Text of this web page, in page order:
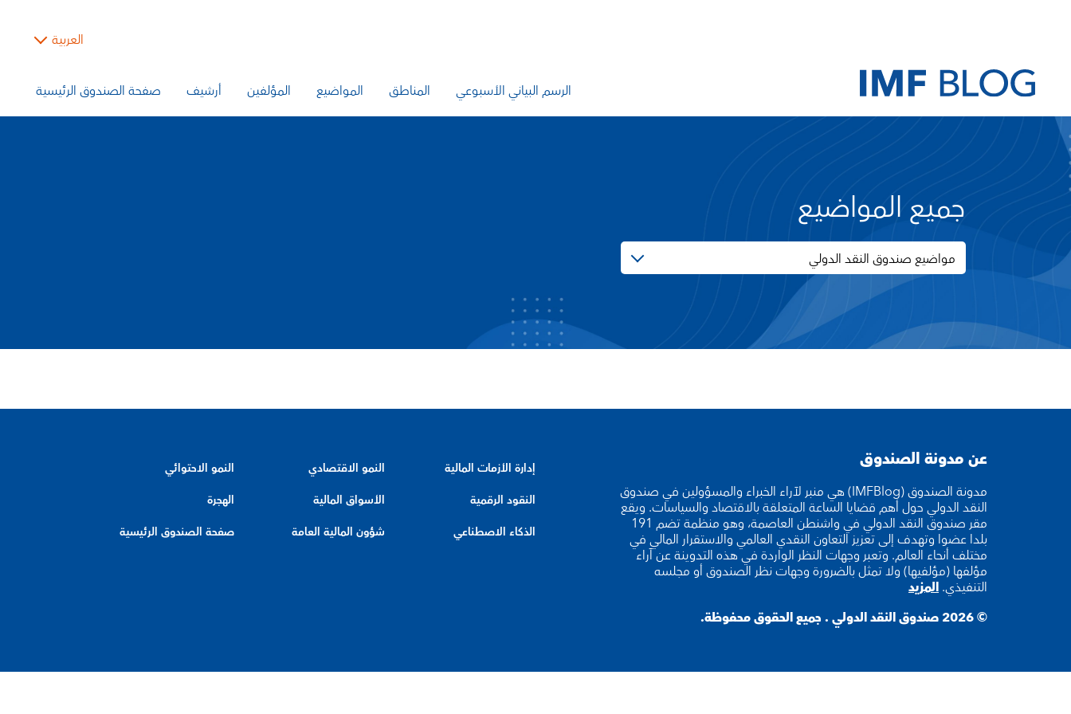
العربية
الرسم البياني الأسبوعي المناطق المواضيع المؤلفين أرشيف صفحة الصندوق الرئيسية
جميع المواضيع
مواضيع صندوق النقد الدولي
عن مدونة الصندوق
مدونة الصندوق (IMFBlog) هي منبر لآراء الخبراء والمسؤولين في صندوق
النقد الدولي حول أهم قضايا الساعة المتعلقة بالاقتصاد والسياسات. ويقع
مقر صندوق النقد الدولي في واشنطن العاصمة، وهو منظمة تضم 191
بلدا عضوا وتهدف إلى تعزيز التعاون النقدي العالمي والاستقرار المالي في
مختلف أنحاء العالم. وتعبر وجهات النظر الواردة في هذه التدوينة عن آراء
مؤلفها (مؤلفيها) ولا تمثل بالضرورة وجهات نظر الصندوق أو مجلسه
التنفيذي.المزيد
إدارة الأزمات المالية
النقود الرقمية
الذكاء الاصطناعي
النمو الاقتصادي
الأسواق المالية
شؤون المالية العامة
النمو الاحتوائي
الهجرة
صفحة الصندوق الرئيسية
© 2026 صندوق النقد الدولي . جميع الحقوق محفوظة.